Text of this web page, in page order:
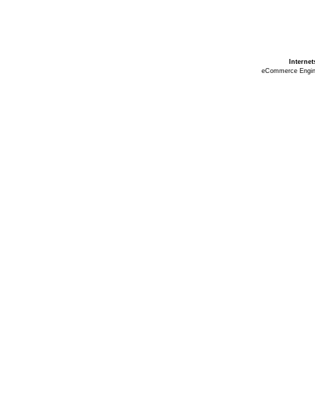
eCommerce